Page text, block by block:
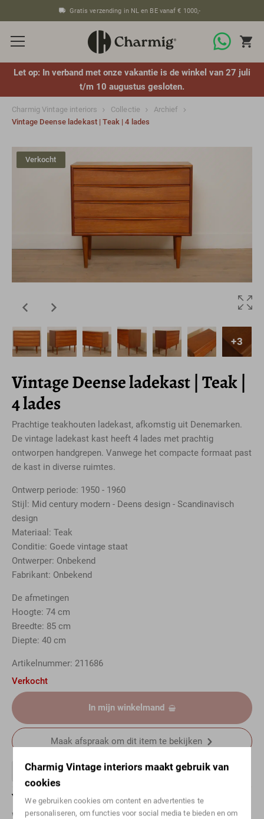
Charmig Vintage interiors maakt gebruik van
cookies
We gebruiken cookies om content en advertenties te
personaliseren, om functies voor social media te bieden en om
Gratis verzending in NL en BE vanaf € 1000,-
Let op: In verband met onze vakantie is de winkel van 27 juli
t/m 10 augustus gesloten.
Charmig Vintage interiors Collectie
Archief
Vintage Deense ladekast | Teak | 4 lades
Verkocht
+3
Vintage Deense ladekast | Teak |
4 lades
Prachtige teakhouten ladekast, afkomstig uit Denemarken.
De vintage ladekast kast heeft 4 lades met prachtig
ontworpen handgrepen. Vanwege het compacte formaat past
de kast in diverse ruimtes.
Ontwerp periode: 1950 - 1960
Stijl: Mid century modern - Deens design - Scandinavisch
design
Materiaal: Teak
Conditie: Goede vintage staat
Ontwerper: Onbekend
Fabrikant: Onbekend
De afmetingen
Hoogte: 74 cm
Breedte: 85 cm
Diepte: 40 cm
Artikelnummer: 211686
Verkocht
In mijn winkelmand
Maak afspraak om dit item te bekijken
Vragen over dit artikel?
Wil je meer weten over een specifiek item? Neem